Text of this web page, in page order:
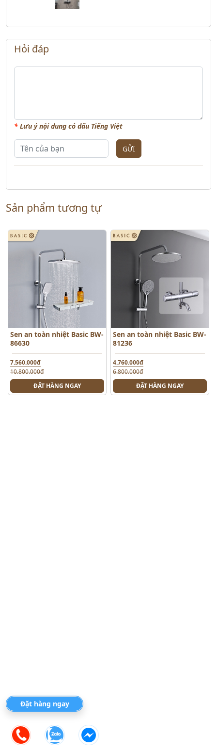
Hỏi đáp
* Lưu ý nội dung có dấu Tiếng Việt
GỬI
Sản phẩm tương tự
Sen an toàn nhiệt Basic BW-
86630
7.560.000đ
10.800.000đ
ĐẶT HÀNG NGAY
Sen an toàn nhiệt Basic BW-
81236
4.760.000đ
6.800.000đ
ĐẶT HÀNG NGAY
Đặt hàng ngay